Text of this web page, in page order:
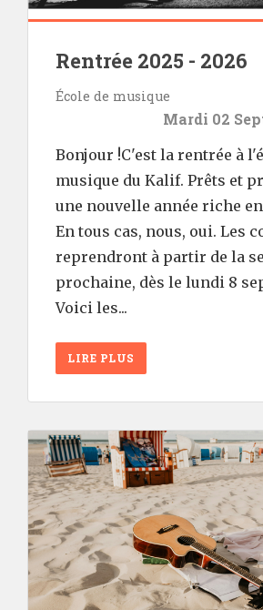
Rentrée 2025 - 2026
École de musique
Mardi 02
Bonjour !C'est la rentrée à
musique du Kalif. Prêts et
une nouvelle année riche
En tous cas, nous, oui. Les
reprendront à partir de la
prochaine, dès le lundi 8
Voici les...
LIRE PLUS